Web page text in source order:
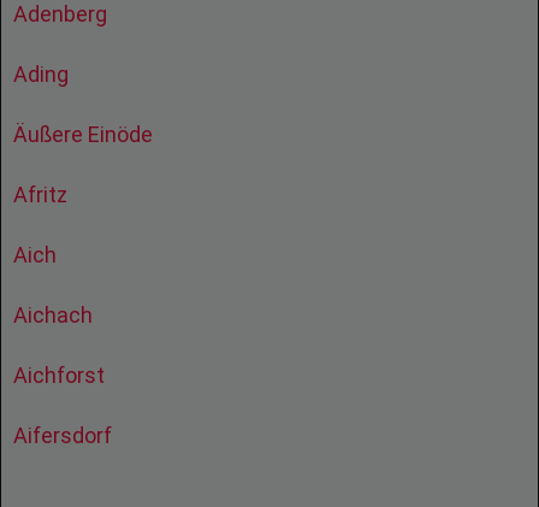
Adenberg
Ading
Äußere Einöde
Afritz
Aich
Aichach
Aichforst
Aifersdorf